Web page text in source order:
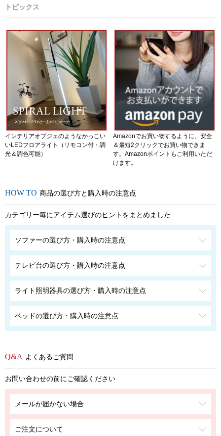
トピックス
インテリアオブジェのようなかっこい
いLEDフロアライト（リモコン付・調
光＆調色可能）
Amazonでお買い物するように、安全
＆最短2クリックでお買い物できま
す。Amazonポイントもご利用いただ
けます。
商品の選び方と購入時の注意点
カテゴリー毎にアイテム選びのヒントをまとめました
ソファーの選び方・購入時の注意点
テレビ台の選び方・購入時の注意点
ライト照明器具の選び方・購入時の注意点
ベッドの選び方・購入時の注意点
よくあるご質問
お問い合わせの前にご確認ください
メールが届かない場合
ご注文について